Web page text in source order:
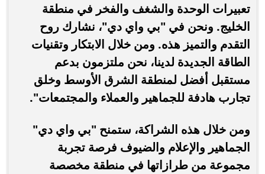
تعبيرات الوحدة والشغف والفخر في منطقة
الخليج. ونحن في "بي واي دي"، نشارك روح
التقدم والتميز هذه. ومن خلال الابتكار وتقنيات
الطاقة الجديدة لدينا، نحن ملتزمون بدعم
مستقبل أفضل لمنطقة الشرق الأوسط وخلق
تجارب هادفة للجماهير والعملاء والمجتمعات".
ومن خلال هذه الشراكة، ستمنح "بي واي دي"
الجماهير والإعلام والضيوف فرصة تجربة
مجموعة من طرازاتها في منطقة مخصصة